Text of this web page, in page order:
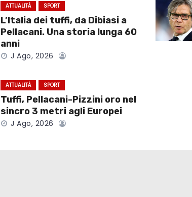
ATTUALITÀ SPORT
L’Italia dei tuffi, da Dibiasi a
Pellacani. Una storia lunga 60
anni
J Ago, 2026
ATTUALITÀ SPORT
Tuffi, Pellacani-Pizzini oro nel
sincro 3 metri agli Europei
J Ago, 2026